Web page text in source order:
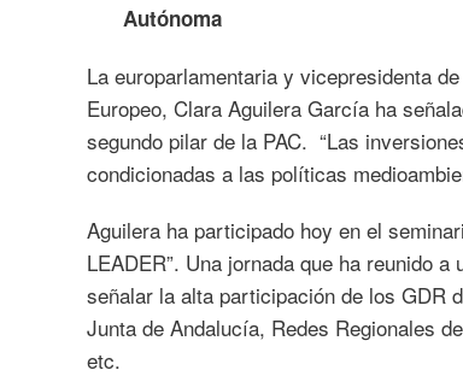
Autónoma
La europarlamentaria y vicepresidenta
Europeo, Clara Aguilera García ha
segundo pilar de la PAC. “Las
condicionadas a las políticas
Aguilera ha participado hoy en el
LEADER”. Una jornada que ha reunido
señalar la alta participación de los GDR
Junta de Andalucía, Redes Regionales
etc.